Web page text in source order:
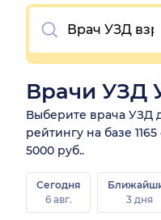
Очистить
Врачи УЗД
Выберите врача УЗД
рейтингу на базе
5000 руб..
Сегодня
6 авг.
3 дня